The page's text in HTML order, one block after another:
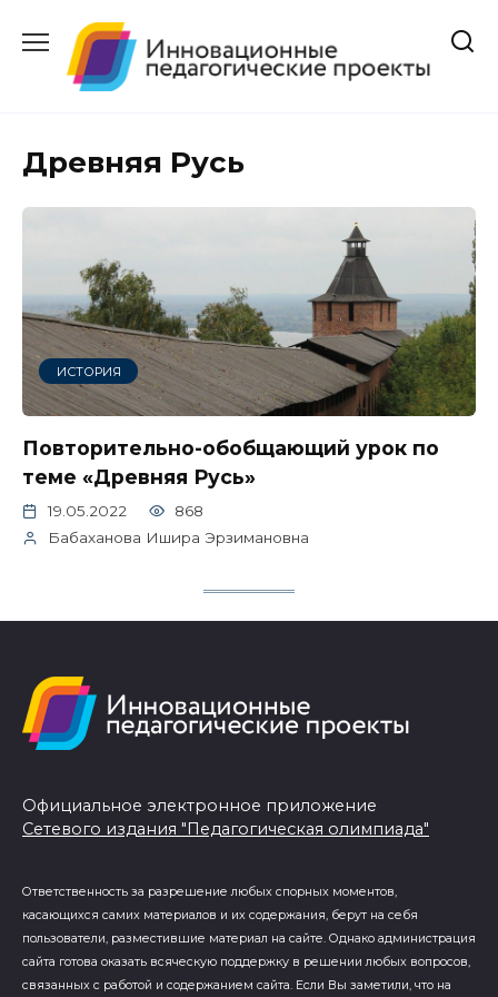
содержанию
Древняя Русь
ИСТОРИЯ
Повторительно-обобщающий урок по
теме «Древняя Русь»
19.05.2022
868
Бабаханова Ишира Эрзимановна
Официальное электронное приложение
Сетевого издания "Педагогическая олимпиада"
Ответственность за разрешение любых спорных моментов,
касающихся самих материалов и их содержания, берут на себя
пользователи, разместившие материал на сайте. Однако администрация
сайта готова оказать всяческую поддержку в решении любых вопросов,
связанных с работой и содержанием сайта. Если Вы заметили, что на